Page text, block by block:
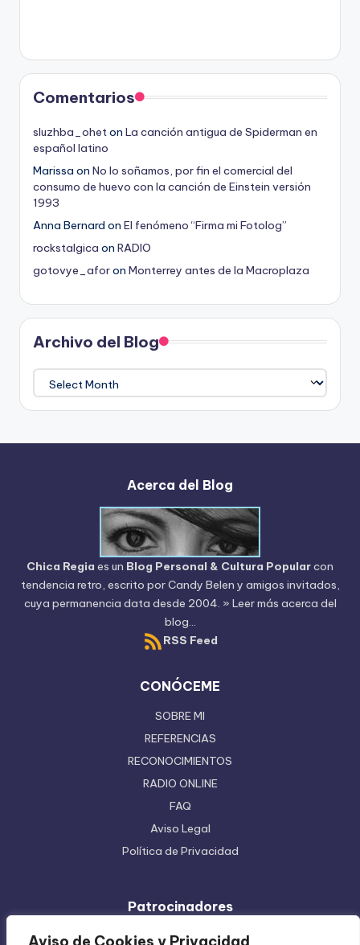
Comentarios
sluzhba_oheton La canción antigua de Spiderman en
español latino
Marissa on No lo soñamos, por fin el comercial del
consumo de huevo con la canción de Einstein versión
1993
Anna Bernard on El fenómeno “Firma mi Fotolog”
rockstalgica on RADIO
gotovye_aforon Monterrey antes de la Macroplaza
Archivo del Blog
Archivo
del
Blog
Acerca del Blog
Chica Regia es un Blog Personal & Cultura Popularcon
tendencia retro, escrito porCandy Belen y amigos invitados,
cuya permanencia data desde 2004. » Leer más acerca del
blog...
RSS Feed
CONÓCEME
SOBRE MI
REFERENCIAS
RECONOCIMIENTOS
RADIO ONLINE
FAQ
Aviso Legal
Política de Privacidad
Patrocinadores
Ferretera Centenario de Monterrey